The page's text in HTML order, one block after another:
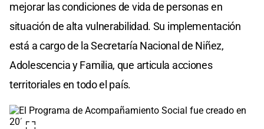
mejorar las condiciones de vida de personas en
situación de alta vulnerabilidad. Su implementación
está a cargo de la Secretaría Nacional de Niñez,
Adolescencia y Familia, que articula acciones
territoriales en todo el país.